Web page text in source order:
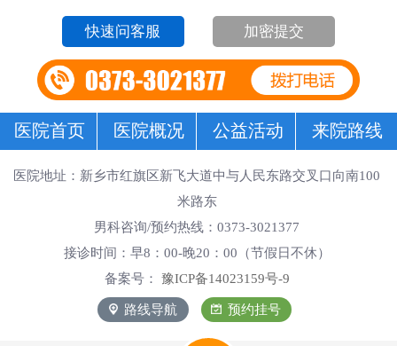
加密提交
医院首页 医院概况 公益活动 来院路线
医院地址：新乡市红旗区新飞大道中与人民东路交叉口向南100
米路东
男科咨询/预约热线：0373-3021377
接诊时间：早8：00-晚20：00（节假日不休）
备案号： 豫ICP备14023159号-9
路线导航 预约挂号